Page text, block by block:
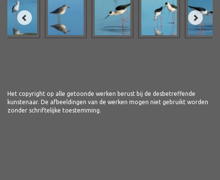
Het copyright op alle getoonde werken berust bij de desbetreffende
kunstenaar. De afbeeldingen van de werken mogen niet gebruikt worden
zonder schriftelijke toestemming.